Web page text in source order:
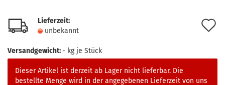
Lieferzeit:
unbekannt
Versandgewicht:- kg je Stück
Dieser Artikel ist derzeit ab Lager nicht lieferbar. Die
bestellte Menge wird in der angegebenen Lieferzeit von uns